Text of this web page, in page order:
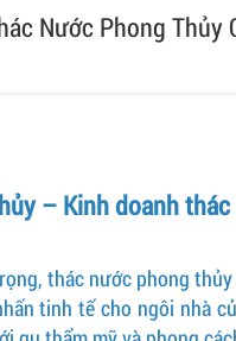
Nước Phong Thủy
– Kinh doanh
thác nước phong
tinh tế cho ngôi nhà